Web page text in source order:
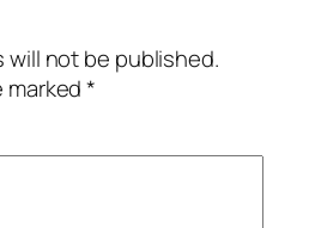
will not be published.
marked*